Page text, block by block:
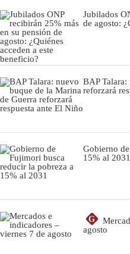
Jubilados
de agosto:
BAP
reforzará
Gobierno
15% al 2031
G
agosto